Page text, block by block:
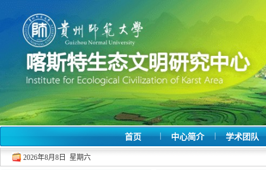
首页 | 中心简介 | 学术团队
2026年8月8日 星期六